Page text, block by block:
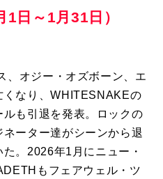
日～1月31日）
、オジー・オズボーン、エ
くなり、WHITESNAKEの
も引退を発表。ロックの
ーター達がシーンから退
。2026年1月にニュー・
もフェアウェル・ツ